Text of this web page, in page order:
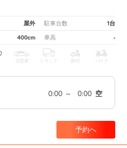
屋外 駐車台数 1台
400cm 車高 -
大型車 トラック 原付 バイク
0:00 ～ 0:00 空
予約へ